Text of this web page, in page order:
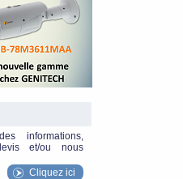
informations,
et/ou nous
Cliquez ici